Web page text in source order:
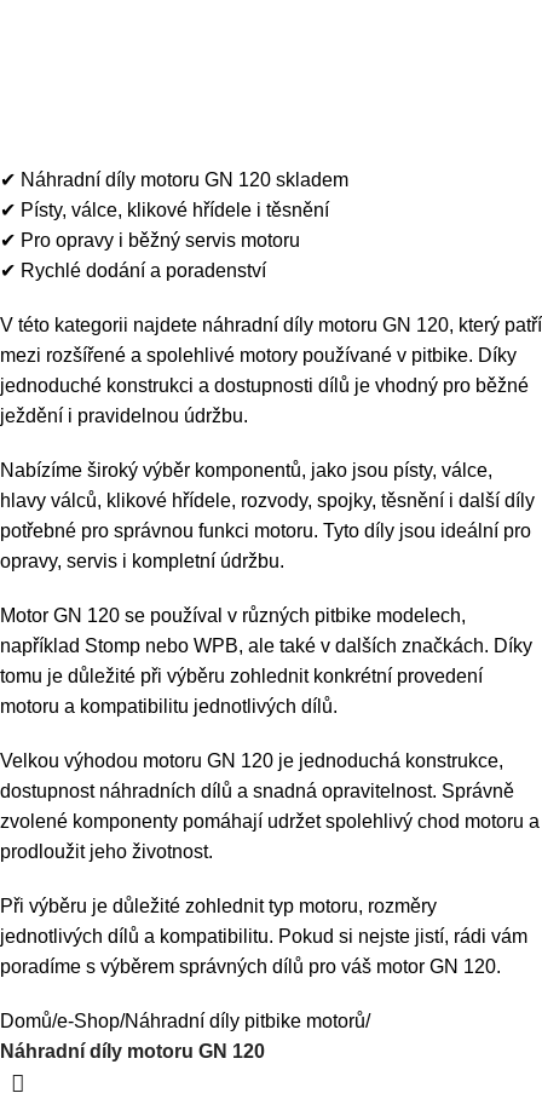
✔ Náhradní díly motoru GN 120 skladem
✔ Písty, válce, klikové hřídele i těsnění
✔ Pro opravy i běžný servis motoru
✔ Rychlé dodání a poradenství
V této kategorii najdete náhradní díly motoru GN 120, který patří
mezi rozšířené a spolehlivé motory používané v pitbike. Díky
jednoduché konstrukci a dostupnosti dílů je vhodný pro běžné
ježdění i pravidelnou údržbu.
Nabízíme široký výběr komponentů, jako jsou písty, válce,
hlavy válců, klikové hřídele, rozvody, spojky, těsnění i další díly
potřebné pro správnou funkci motoru. Tyto díly jsou ideální pro
opravy, servis i kompletní údržbu.
Motor GN 120 se používal v různých pitbike modelech,
například Stomp nebo WPB, ale také v dalších značkách. Díky
tomu je důležité při výběru zohlednit konkrétní provedení
motoru a kompatibilitu jednotlivých dílů.
Velkou výhodou motoru GN 120 je jednoduchá konstrukce,
dostupnost náhradních dílů a snadná opravitelnost. Správně
zvolené komponenty pomáhají udržet spolehlivý chod motoru a
prodloužit jeho životnost.
Při výběru je důležité zohlednit typ motoru, rozměry
jednotlivých dílů a kompatibilitu. Pokud si nejste jistí, rádi vám
poradíme s výběrem správných dílů pro váš motor GN 120.
Domů e-Shop Náhradní díly pitbike motorů
Náhradní díly motoru GN 120